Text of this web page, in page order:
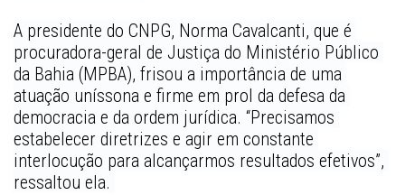
A presidente do CNPG, Norma Cavalcanti, que é
procuradora-geral de Justiça do Ministério Público
da Bahia (MPBA), frisou a importância de uma
atuação uníssona e firme em prol da defesa da
democracia e da ordem jurídica. “Precisamos
estabelecer diretrizes e agir em constante
interlocução para alcançarmos resultados efetivos”,
ressaltou ela.